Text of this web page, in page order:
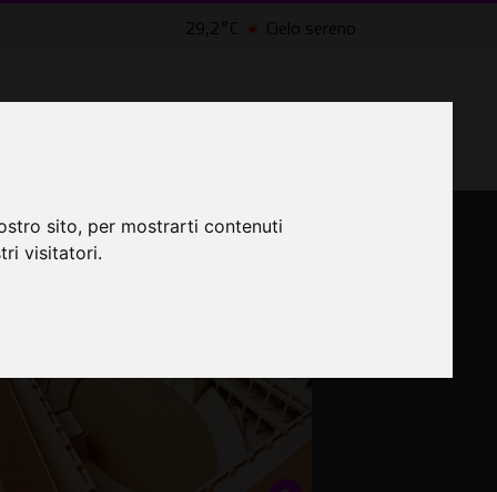
sito, per mostrarti contenuti
visitatori.
29,2°C Cielo sereno